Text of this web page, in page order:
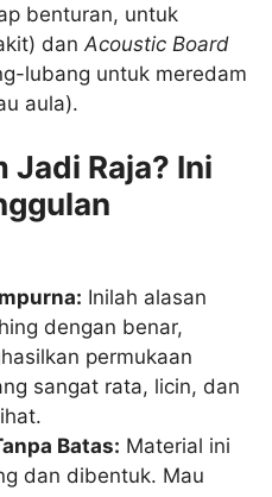
benturan, untuk
dan Acoustic Board
lubang untuk meredam
aula).
Jadi Raja? Ini
Inilah alasan
dengan benar,
permukaan
sangat rata, licin, dan
Batas: Material ini
dan dibentuk. Mau